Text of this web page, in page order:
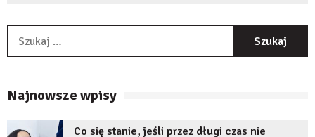
Najnowsze wpisy
Co się stanie, jeśli przez długi czas nie